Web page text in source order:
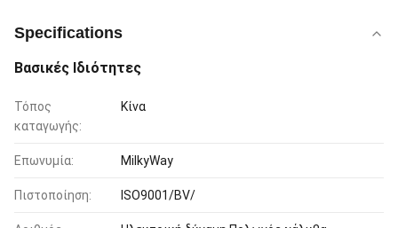
Specifications
Βασικές Ιδιότητες
Τόπος
καταγωγής:
Κίνα
Επωνυμία: MilkyWay
Πιστοποίηση: ISO9001/BV/